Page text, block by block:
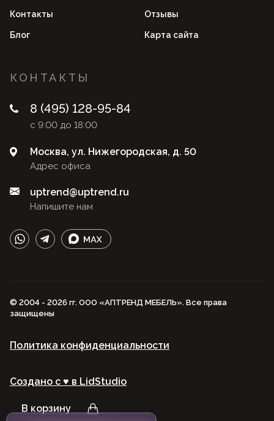
В корзину
Контакты Отзывы
Блог Карта сайта
КОНТАКТЫ
8 (495) 128-95-84
с 9:00 до 18:00
Адрес офиса
Москва, ул. Нижегородская, д. 50
Напишите нам
uptrend@uptrend.ru
© 2004 - 2026 гг. ООО «АПТРЕНД МЕБЕЛЬ». Все права
защищены
Политика конфиденциальности
Создано с ♥️ в LidStudio